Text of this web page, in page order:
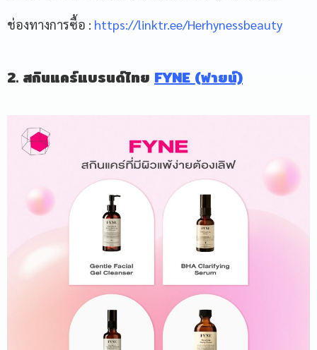
ช่องทางการซื้อ : https://linktr.ee/Herhynessbeauty
2. สกินแคร์แบรนด์ไทย FYNE (ฟายน์)